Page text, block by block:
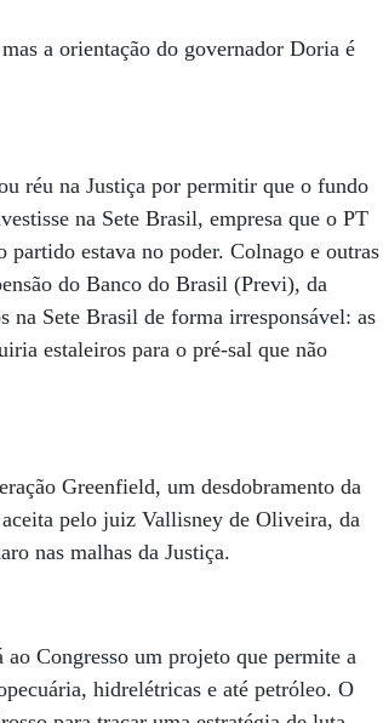
a orientação do governador Doria é
réu na Justiça por permitir que o fundo
na Sete Brasil, empresa que o PT
partido estava no poder. Colnago e outras
do Banco do Brasil (Previ), da
na Sete Brasil de forma irresponsável: as
estaleiros para o pré-sal que não
Greenfield, um desdobramento da
pelo juiz Vallisney de Oliveira, da
nas malhas da Justiça.
Congresso um projeto que permite a
hidrelétricas e até petróleo. O